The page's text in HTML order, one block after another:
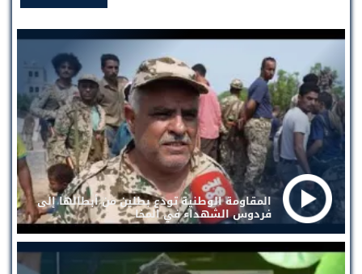
المقاومة الوطنية تودع بطلين من أبطالها إلى
فردوس الشهداء في المخا